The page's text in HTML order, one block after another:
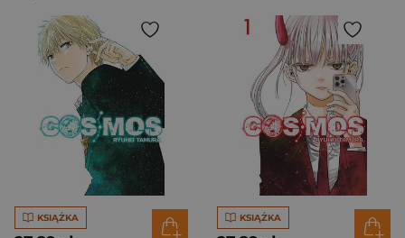
KSIĄŻKA KSIĄŻKA